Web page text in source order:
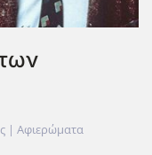
| Αφιερώματα